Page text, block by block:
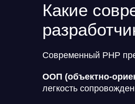
Какие
Современный PHP
ООП (объектно-
легкость